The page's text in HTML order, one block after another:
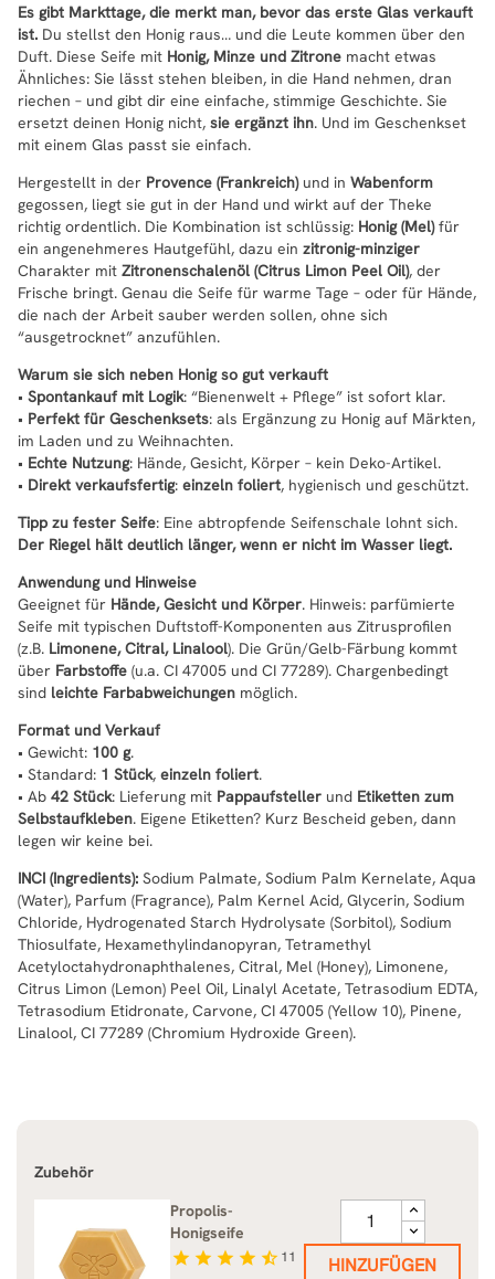
Es gibt Markttage, die merkt man, bevor das erste Glas verkauft
ist. Du stellst den Honig raus… und die Leute kommen über den
Duft. Diese Seife mit Honig, Minze und Zitrone macht etwas
Ähnliches: Sie lässt stehen bleiben, in die Hand nehmen, dran
riechen – und gibt dir eine einfache, stimmige Geschichte. Sie
ersetzt deinen Honig nicht, sie ergänzt ihn. Und im Geschenkset
mit einem Glas passt sie einfach.
Hergestellt in der Provence (Frankreich)und in Wabenform
gegossen, liegt sie gut in der Hand und wirkt auf der Theke
richtig ordentlich. Die Kombination ist schlüssig: Honig (Mel)für
ein angenehmeres Hautgefühl, dazu ein zitronig-minziger
Charakter mit Zitronenschalenöl (Citrus Limon Peel Oil), der
Frische bringt. Genau die Seife für warme Tage – oder für Hände,
die nach der Arbeit sauber werden sollen, ohne sich
“ausgetrocknet” anzufühlen.
Warum sie sich neben Honig so gut verkauft
• Spontankauf mit Logik: “Bienenwelt + Pflege” ist sofort klar.
• Perfekt für Geschenksets: als Ergänzung zu Honig auf Märkten,
im Laden und zu Weihnachten.
• Echte Nutzung: Hände, Gesicht, Körper – kein Deko-Artikel.
• Direkt verkaufsfertig: einzeln foliert, hygienisch und geschützt.
Tipp zu fester Seife: Eine abtropfende Seifenschale lohnt sich.
Der Riegel hält deutlich länger, wenn er nicht im Wasser liegt.
Anwendung und Hinweise
Geeignet für Hände, Gesicht und Körper. Hinweis: parfümierte
Seife mit typischen Duftstoff-Komponenten aus Zitrusprofilen
(z.B. Limonene, Citral, Linalool). Die Grün/Gelb-Färbung kommt
über Farbstoffe (u.a. CI 47005 und CI 77289). Chargenbedingt
sind leichte Farbabweichungen möglich.
Format und Verkauf
• Gewicht: 100 g.
• Standard: 1 Stück, einzeln foliert.
• Ab 42 Stück: Lieferung mit Pappaufsteller und Etiketten zum
Selbstaufkleben. Eigene Etiketten? Kurz Bescheid geben, dann
legen wir keine bei.
INCI (Ingredients): Sodium Palmate, Sodium Palm Kernelate, Aqua
(Water), Parfum (Fragrance), Palm Kernel Acid, Glycerin, Sodium
Chloride, Hydrogenated Starch Hydrolysate (Sorbitol), Sodium
Thiosulfate, Hexamethylindanopyran, Tetramethyl
Acetyloctahydronaphthalenes, Citral, Mel (Honey), Limonene,
Citrus Limon (Lemon) Peel Oil, Linalyl Acetate, Tetrasodium EDTA,
Tetrasodium Etidronate, Carvone, CI 47005 (Yellow 10), Pinene,
Linalool, CI 77289 (Chromium Hydroxide Green).
Zubehör
Propolis-
Honigseife
star star star star star_half 11 HINZUFÜGEN